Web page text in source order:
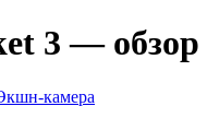
3 —
камера